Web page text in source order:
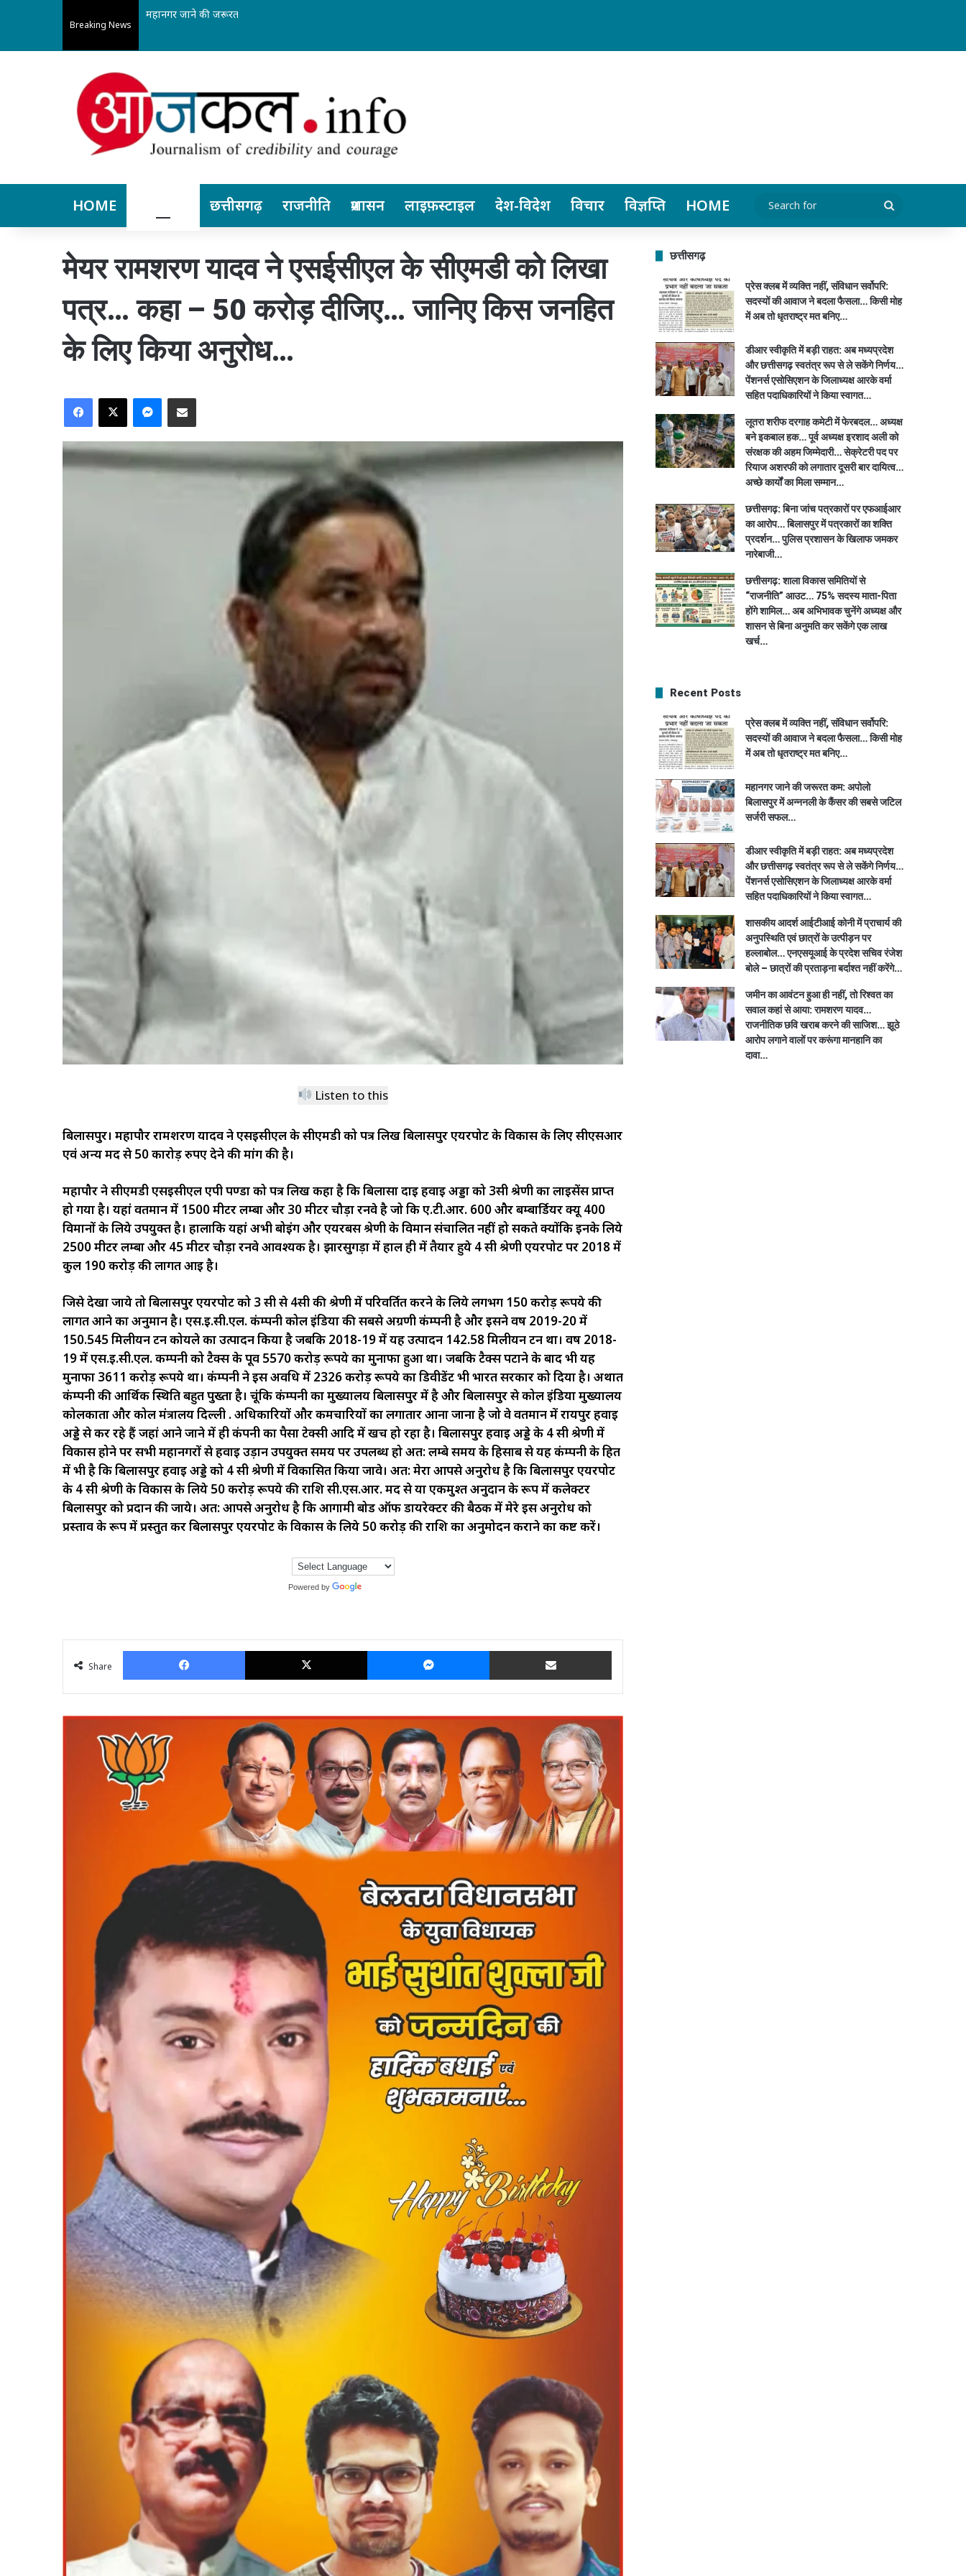
Breaking News
महानगर जाने की जरूरत कम: अपोलो बिलासपुर में अन्ननली के कैंसर की सबसे जटिल सर्जरी सफल…
HOME छत्तीसगढ़ राजनीति प्रशासन लाइफ़स्टाइल देश-विदेश विचार विज्ञप्ति HOME
for
मेयर रामशरण यादव ने एसईसीएल के सीएमडी को लिखा
पत्र… कहा – 50 करोड़ दीजिए… जानिए किस जनहित
के लिए किया अनुरोध…
Facebook
X MessengerShare via Email
Listen to this
बिलासपुर। महापौर रामशरण यादव ने एसईसीएल के सीएमडी को पत्र लिख बिलासपुर एयरपोर्ट के विकास के लिए सीएसआर
एवं अन्य मद से 50 कारोड़ रुपए देने की मांग की है।
महापौर ने सीएमडी एसईसीएल एपी पण्डा को पत्र लिख कहा है कि बिलासा दाई हवाई अड्डा को 3सी श्रेणी का लाइसेंस प्राप्त
हो गया है। यहां वर्तमान में 1500 मीटर लम्बा और 30 मीटर चौड़ा रनवे है जो कि ए.टी.आर. 600 और बम्बार्डियर क्यू 400
विमानों के लिये उपयुक्त है। हालाकि यहां अभी बोईंग और एयरबस श्रेणी के विमान संचालित नहीं हो सकते क्योंकि इनके लिये
2500 मीटर लम्बा और 45 मीटर चौड़ा रनवे आवश्यक है। झारसुगड़ा में हाल ही में तैयार हुये 4 सी श्रेणी एयरपोर्ट पर 2018 में
कुल 190 करोड़ की लागत आई है।
जिसे देखा जाये तो बिलासपुर एयरपोर्ट को 3 सी से 4सी की श्रेणी में परिवर्तित करने के लिये लगभग 150 करोड़ रूपये की
लागत आने का अनुमान है। एस.ई.सी.एल. कंम्पनी कोल इंडिया की सबसे अग्रणी कंम्पनी है और इसने वर्ष 2019-20 में
150.545 मिलीयन टन कोयले का उत्पादन किया है जबकि 2018-19 में यह उत्पादन 142.58 मिलीयन टन था। वर्ष 2018-
19 में एस.ई.सी.एल. कम्पनी को टैक्स के पूर्व 5570 करोड़ रूपये का मुनाफा हुआ था। जबकि टैक्स पटाने के बाद भी यह
मुनाफा 3611 करोड़ रूपये था। कंम्पनी ने इस अवधि में 2326 करोड़ रूपये का डिवीडेंट भी भारत सरकार को दिया है। अर्थात
कंम्पनी की आर्थिक स्थिति बहुत पुख्ता है। चूंकि कंम्पनी का मुख्यालय बिलासपुर में है और बिलासपुर से कोल इंडिया मुख्यालय
कोलकाता और कोल मंत्रालय दिल्ली . अधिकारियों और कर्मचारियों का लगातार आना जाना है जो वे वर्तमान में रायपुर हवाई
अड्डे से कर रहे हैं जहां आने जाने में ही कंपनी का पैसा टेक्सी आदि में खर्च हो रहा है। बिलासपुर हवाई अड्डे के 4 सी श्रेणी में
विकास होने पर सभी महानगरों से हवाई उड़ान उपयुक्त समय पर उपलब्ध हो अत: लम्बे समय के हिसाब से यह कंम्पनी के हित
में भी है कि बिलासपुर हवाई अड्डे को 4 सी श्रेणी में विकासित किया जावे। अत: मेरा आपसे अनुरोध है कि बिलासपुर एयरपोर्ट
के 4 सी श्रेणी के विकास के लिये 50 करोड़ रूपये की राशि सी.एस.आर. मद से या एकमुश्त अनुदान के रूप में कलेक्टर
बिलासपुर को प्रदान की जाये। अत: आपसे अनुरोध है कि आगामी बोर्ड ऑफ डायरेक्टर की बैठक में मेरे इस अनुरोध को
प्रस्ताव के रूप में प्रस्तुत कर बिलासपुर एयरपोर्ट के विकास के लिये 50 करोड़ की राशि का अनुमोदन कराने का कष्ट करें।
Powered by
Share
Facebook X Messenger Share via Email
छत्तीसगढ़
प्रेस क्लब में व्यक्ति नहीं, संविधान सर्वोपरि:
सदस्यों की आवाज ने बदला फैसला… किसी मोह
में अब तो धृतराष्ट्र मत बनिए…
डीआर स्वीकृति में बड़ी राहत: अब मध्यप्रदेश
और छत्तीसगढ़ स्वतंत्र रूप से ले सकेंगे निर्णय…
पेंशनर्स एसोसिएशन के जिलाध्यक्ष आरके वर्मा
सहित पदाधिकारियों ने किया स्वागत…
लूतरा शरीफ दरगाह कमेटी में फेरबदल… अध्यक्ष
बने इकबाल हक… पूर्व अध्यक्ष इरशाद अली को
संरक्षक की अहम जिम्मेदारी… सेक्रेटरी पद पर
रियाज अशरफी को लगातार दूसरी बार दायित्व…
अच्छे कार्यों का मिला सम्मान…
छत्तीसगढ़: बिना जांच पत्रकारों पर एफआईआर
का आरोप… बिलासपुर में पत्रकारों का शक्ति
प्रदर्शन… पुलिस प्रशासन के खिलाफ जमकर
नारेबाजी…
छत्तीसगढ़: शाला विकास समितियों से
“राजनीति” आउट… 75% सदस्य माता-पिता
होंगे शामिल… अब अभिभावक चुनेंगे अध्यक्ष और
शासन से बिना अनुमति कर सकेंगे एक लाख
खर्च…
Recent Posts
प्रेस क्लब में व्यक्ति नहीं, संविधान सर्वोपरि:
सदस्यों की आवाज ने बदला फैसला… किसी मोह
में अब तो धृतराष्ट्र मत बनिए…
महानगर जाने की जरूरत कम: अपोलो
बिलासपुर में अन्ननली के कैंसर की सबसे जटिल
सर्जरी सफल…
डीआर स्वीकृति में बड़ी राहत: अब मध्यप्रदेश
और छत्तीसगढ़ स्वतंत्र रूप से ले सकेंगे निर्णय…
पेंशनर्स एसोसिएशन के जिलाध्यक्ष आरके वर्मा
सहित पदाधिकारियों ने किया स्वागत…
शासकीय आदर्श आईटीआई कोनी में प्राचार्य की
अनुपस्थिति एवं छात्रों के उत्पीड़न पर
हल्लाबोल… एनएसयूआई के प्रदेश सचिव रंजेश
बोले – छात्रों की प्रताड़ना बर्दाश्त नहीं करेंगे…
जमीन का आवंटन हुआ ही नहीं, तो रिश्वत का
सवाल कहां से आया: रामशरण यादव…
राजनीतिक छवि खराब करने की साजिश… झूठे
आरोप लगाने वालों पर करूंगा मानहानि का
दावा…